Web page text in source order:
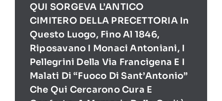
QUI SORGEVA L’ANTICO
CIMITERO DELLA PRECETTORIA In
Questo Luogo, Fino Al 1846,
Riposavano I Monaci Antoniani, I
Pellegrini Della Via Francigena E I
Malati Di “Fuoco Di Sant’Antonio”
Che Qui Cercarono Cura E